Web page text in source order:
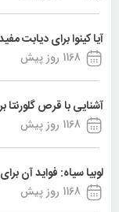
آیا کینوا برای دیابت
1168 روز پیش
آشنایی با قرص گلورنتا
1168 روز پیش
لوبیا سیاه: فواید آن
1168 روز پیش